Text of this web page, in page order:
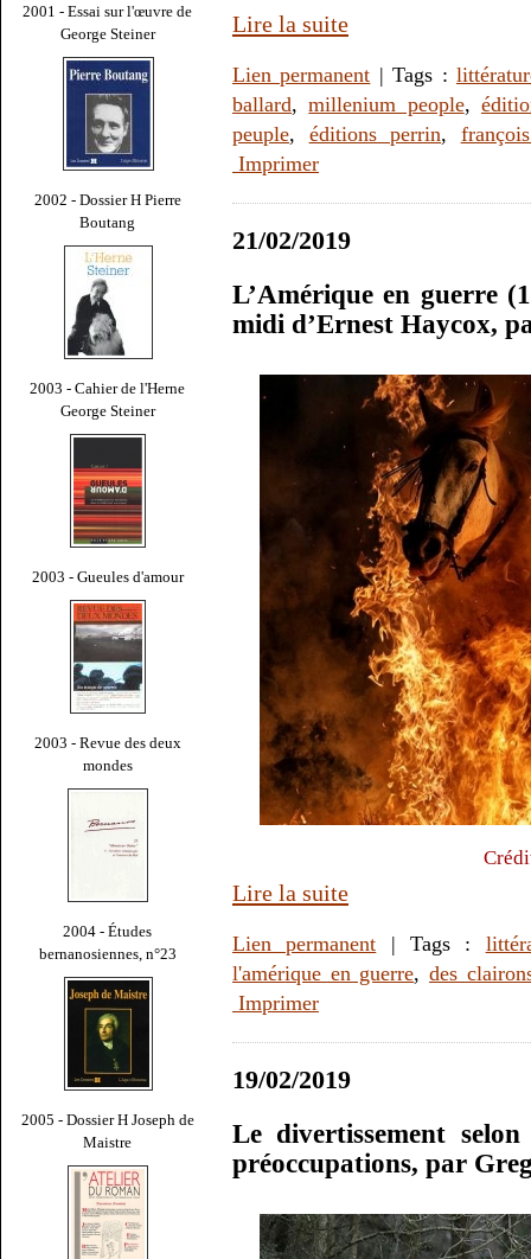
2001 - Essai sur l'œuvre de
George Steiner
2002 - Dossier H Pierre
Boutang
2003 - Cahier de l'Herne
George Steiner
2003 - Gueules d'amour
2003 - Revue des deux
mondes
2004 - Études
bernanosiennes, n°23
2005 - Dossier H Joseph de
Maistre
Lire la suite
Lien permanent | Tags :
ballard,millenium people,
peuple, éditions perrin,
Imprimer
21/02/2019
L’Amérique en guerre
midi d’Ernest Haycox,
Lire la suite
Lien permanent | Tags :
l'amérique en guerre, des
Imprimer
19/02/2019
Le divertissement
préoccupations, par